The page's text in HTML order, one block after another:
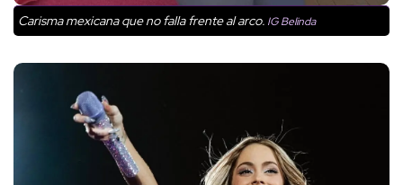
Carisma mexicana que no falla frente al arco. IG Belinda